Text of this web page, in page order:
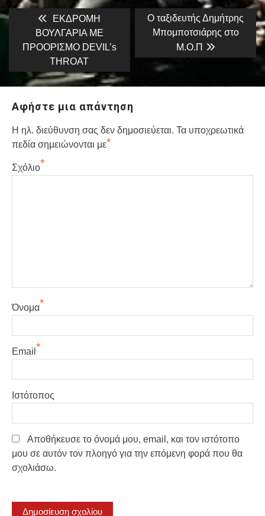
Πλοήγηση
άρθρων
Previous
post:
ΕΚΔΡΟΜΗ
ΒΟΥΛΓΑΡΙΑ ΜΕ
ΠΡΟΟΡΙΣΜΟ DEVIL’s
THROAT
Next
post:
Ο ταξιδευτής Δημήτρης
Μπομποτσιάρης στο
Μ.Ο.Π
Αφήστε μια απάντηση
Η ηλ. διεύθυνση σας δεν δημοσιεύεται. Τα υποχρεωτικά
πεδία σημειώνονται με*
Σχόλιο*
Όνομα*
Email *
Ιστότοπος
Αποθήκευσε το όνομά μου, email, και τον ιστότοπο
μου σε αυτόν τον πλοηγό για την επόμενη φορά που θα
σχολιάσω.